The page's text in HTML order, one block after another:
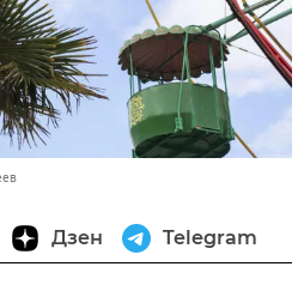
Дзен Telegram